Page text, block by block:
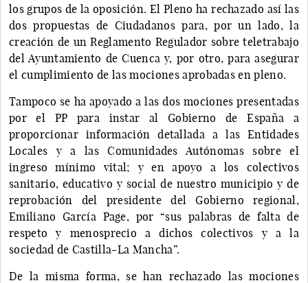
los grupos de la oposición. El Pleno ha rechazado así las
dos propuestas de Ciudadanos para, por un lado, la
creación de un Reglamento Regulador sobre teletrabajo
del Ayuntamiento de Cuenca y, por otro, para asegurar
el cumplimiento de las mociones aprobadas en pleno.
Tampoco se ha apoyado a las dos mociones presentadas
por el PP para instar al Gobierno de España a
proporcionar información detallada a las Entidades
Locales y a las Comunidades Autónomas sobre el
ingreso mínimo vital; y en apoyo a los colectivos
sanitario, educativo y social de nuestro municipio y de
reprobación del presidente del Gobierno regional,
Emiliano García Page, por “sus palabras de falta de
respeto y menosprecio a dichos colectivos y a la
sociedad de Castilla-La Mancha”.
De la misma forma, se han rechazado las mociones